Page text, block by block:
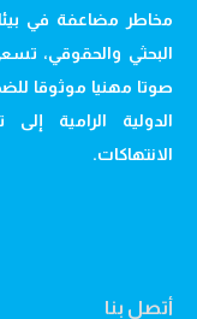
مخاطر مضاعفة في
البحثي والحقوقي،
صوتا مهنيا موثوقا
الدولية الرامية
الانتهاكات.
أتصل بنا